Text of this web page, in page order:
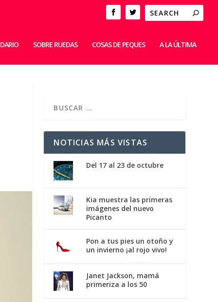
SOBRE RUEDAS COSAS DE PEQUES A LA ÚLTIMA
NOTICIAS MÁS VISTAS
Del 17 al 23 de octubre
Kia muestra las primeras
imágenes del nuevo
Picanto
Pon a tus pies un otoño y
un invierno ¡al rojo vivo!
Janet Jackson, mamá
primeriza a los 50